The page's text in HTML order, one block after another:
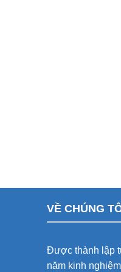
VỀ CHÚNG
Được thành lập
năm kinh